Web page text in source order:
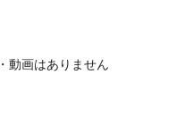
動画はありません